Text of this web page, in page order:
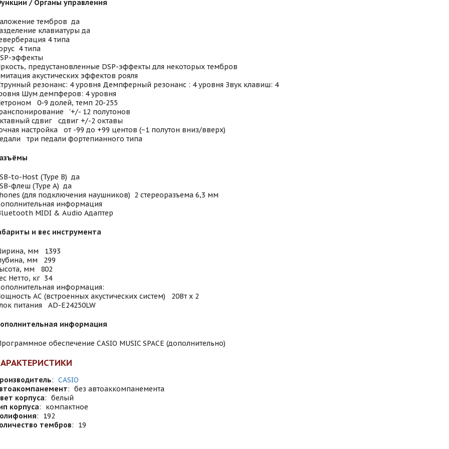
/ Органы управления
тембров да
клавиатуры да
4 типа
4 типа
эффекты
предустановленные DSP-эффекты для некоторых тембров
акустических эффектов рояля
резонанс: 4 уровня Демпферный резонанс : 4 уровня Звук клавиш: 4
Шум демпферов: 4 уровня
0-9 долей, темп 20-255
'+/- 12 полутонов
сдвиг сдвиг +/-2 октавы
настройка от -99 до +99 центов (~1 полутон вниз/вверх)
три педали фортепианного типа
to-Host (Type B) да
флеш (Type A) да
(для подключения наушников) 2 стереоразъема 6,3 мм
информация
MIDI & Audio Адаптер
и вес инструмента
мм 1393
мм 299
мм 802
Нетто, кг 34
информация:
АС (встроенных акустических систем) 20Вт х 2
питания AD-E24250LW
информация
обеспечение CASIO MUSIC SPACE (дополнительно)
: CASIO
: без автоаккомпанемента
корпуса: белый
корпуса:
компактное
:
192
тембров: 19